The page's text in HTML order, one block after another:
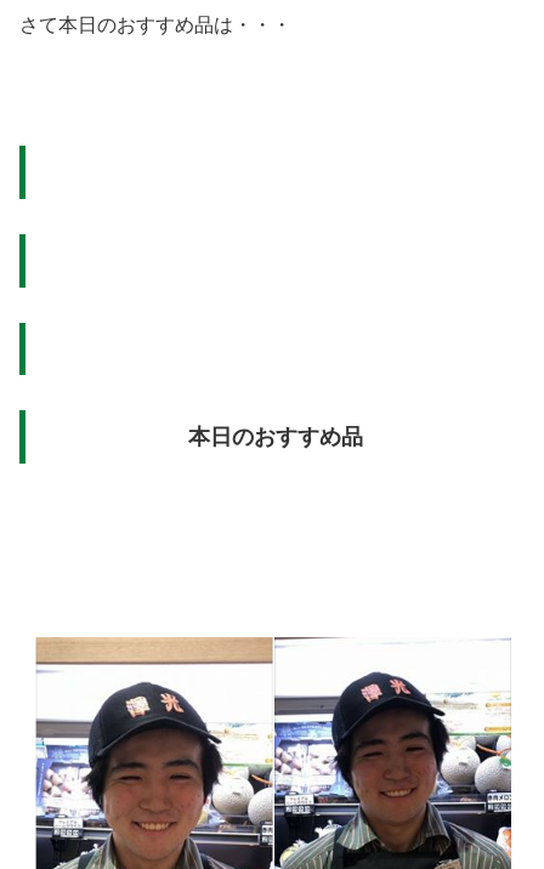
さて本日のおすすめ品は・・・
本日のおすすめ品